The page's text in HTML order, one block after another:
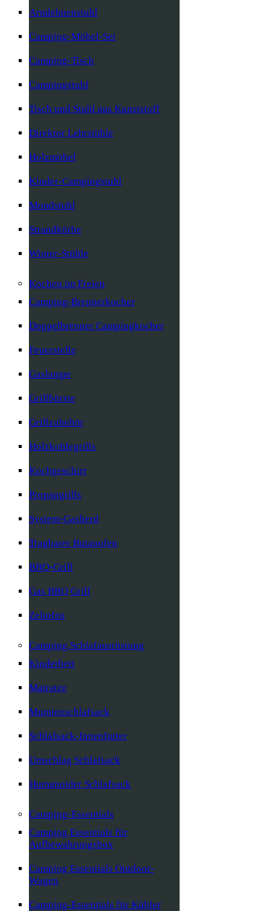
Armlehnenstuhl
Camping-Möbel-Set
Camping-Tisch
Campingstuhl
Tisch und Stuhl aus Kunststoff
Direktor Lehrstühle
Holzmöbel
Kinder-Campingstuhl
Mondstuhl
Strandkörbe
Winter-Stühle
Kochen im Freien
Camping-Brennerkocher
Doppelbrenner Campingkocher
Feuerstelle
Gaslampe
Grillbürste
Grillzubehör
Holzkohlegrills
Kochgeschirr
Propangrills
System-Gasherd
Tragbarer Butanofen
BBQ-Grill
Gas BBQ Grill
Zeltofen
Camping Schlafausrüstung
Kinderbett
Matratze
Mumienschlafsack
Schlafsack-Innenfutter
Umschlag Schlafsack
Humanoider Schlafsack
Camping-Essentials
Camping Essentials für
Aufbewahrungsbox
Camping Essentials Outdoor-
Wagen
Camping-Essentials für Kühler